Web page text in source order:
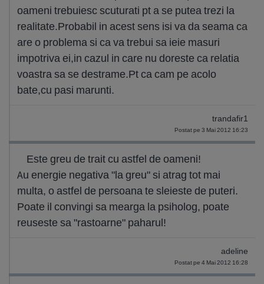
oameni trebuiesc scuturati pt a se putea trezi la
realitate.Probabil in acest sens isi va da seama ca
are o problema si ca va trebui sa ieie masuri
impotriva ei,in cazul in care nu doreste ca relatia
voastra sa se destrame.Pt ca cam pe acolo
bate,cu pasi marunti.
trandafir1
Postat pe 3 Mai 2012 16:23
Este greu de trait cu astfel de oameni!
Au energie negativa "la greu" si atrag tot mai
multa, o astfel de persoana te sleieste de puteri.
Poate il convingi sa mearga la psiholog, poate
reuseste sa "rastoarne" paharul!
adeline
Postat pe 4 Mai 2012 16:28